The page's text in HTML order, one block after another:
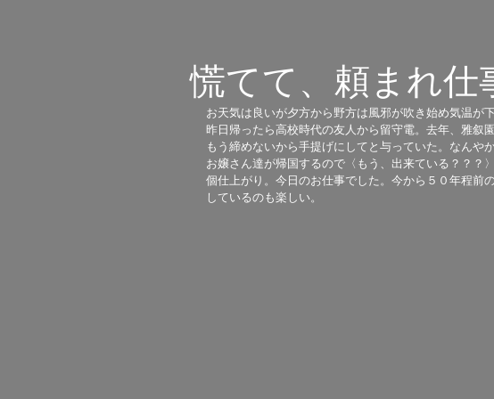
慌てて、頼まれ仕
お天気は良いが夕方から野方は風邪が吹き始め気温が
昨日帰ったら高校時代の友人から留守電。去年、雅叙
もう締めないから手提げにしてと与っていた。なんや
お嬢さん達が帰国するので〈もう、出来ている？？？
個仕上がり。今日のお仕事でした。今から５０年程前
しているのも楽しい。